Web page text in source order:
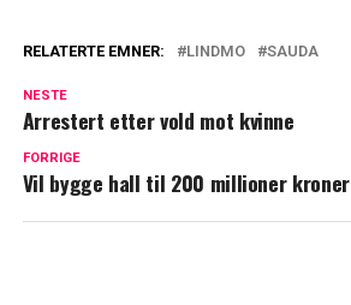
RELATERTE EMNER: LINDMO SAUDA
NESTE
Arrestert etter vold mot kvinne
FORRIGE
Vil bygge hall til 200 millioner kroner